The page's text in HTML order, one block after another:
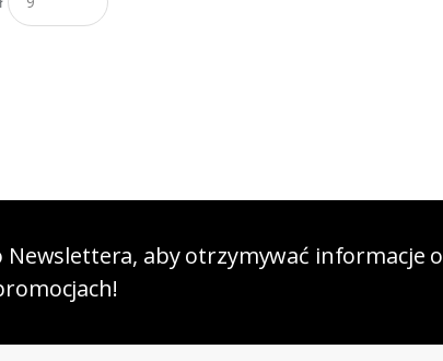
Newslettera, aby otrzymywać informacje o